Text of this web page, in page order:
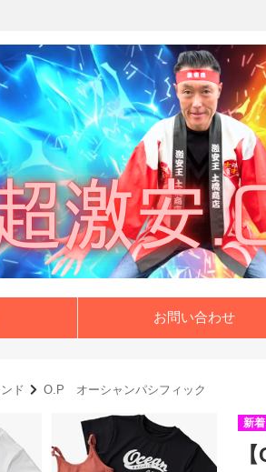
お問い合わせ
ド O.P オーシャンパシフィック